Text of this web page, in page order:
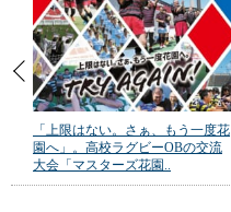
「上限はない。さぁ、もう一度花
園へ」。高校ラグビーOBの交流
大会「マスターズ花園..